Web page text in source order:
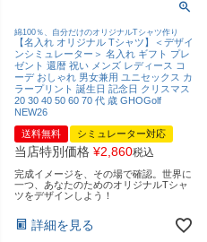
綿100％、自分だけのオリジナルTシャツ作り
【名入れ オリジナル Tシャツ】＜デザイ
ンシミュレーター＞ 名入れ ギフト プレ
ゼント 還暦 祝い メンズ レディース コ
ーデ おしゃれ 男女兼用 ユニセックス カ
ラープリント 誕生日 記念日 クリスマス
20 30 40 50 60 70 代 歳 GHOGolf
NEW26
送料無料
シミュレーター対応
当店特別価格 ¥2,860税込
完成イメージを、その場で確認。世界に
一つ、あなたのためのオリジナルTシャ
ツをデザインしよう！
詳細を見る